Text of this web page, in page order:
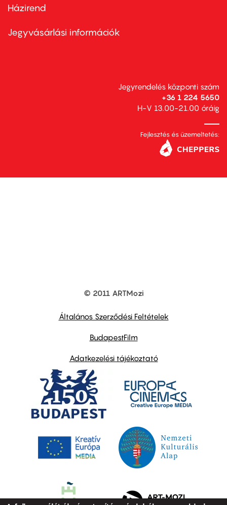
Footer
second
Házirend
Jegyvásárlási információk
Jegyrendelés központi szám
+36 1 224 5650
H-V 13.00-21.00 óráig
Fejlesztés és üzemeltetés:
© 2011 ARTMozi
Általános Szerződési Feltételek
BudapestFilm
Adatkezelési tájékoztató